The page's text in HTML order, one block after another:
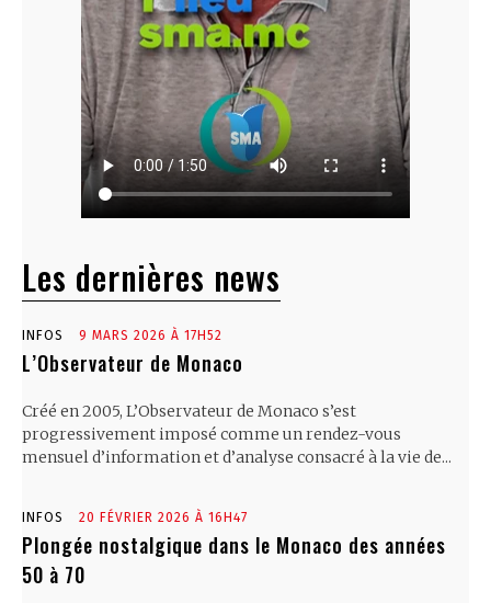
Les dernières news
INFOS 9 MARS 2026 À 17H52
L’Observateur de Monaco
Créé en 2005, L’Observateur de Monaco s’est
progressivement imposé comme un rendez-vous
mensuel d’information et d’analyse consacré à la vie de...
INFOS 20 FÉVRIER 2026 À 16H47
Plongée nostalgique dans le Monaco des années
50 à 70